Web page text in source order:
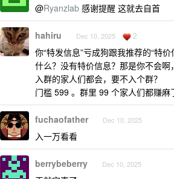
@Ryanzlab 感谢提醒 这就去自首
hahiru Dec 10, 2025 2
你“特发信息”亏成狗跟我推荐的“特价
什么？没有特价信息？那是你不会啊
入群的家人们都会，要不入个群？
门槛 599 。群里 99 个家人们都赚麻
fuchaofather Dec 10, 2025
入一万看看
berrybeberry Dec 10, 2025